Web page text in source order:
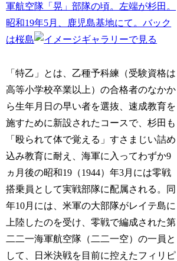
軍航空隊「晃」部隊の頃。左端が杉田。
昭和19年5月、鹿児島基地にて。バック
は桜島
「特乙」とは、乙種予科練（受験資格は
高等小学校卒業以上）の合格者のなかか
ら生年月日の早い者を選抜、速成教育を
施すために新設されたコースで、杉田も
「殴られて体で覚える」すさまじい詰め
込み教育に耐え、海軍に入ってわずか9
ヵ月後の昭和19（1944）年3月には零戦
搭乗員として実戦部隊に配属される。同
年10月には、米軍の大部隊がレイテ島に
上陸したのを受け、零戦で編成された第
二二一海軍航空隊（二二一空）の一員と
して、日米決戦を目前に控えたフィリピ